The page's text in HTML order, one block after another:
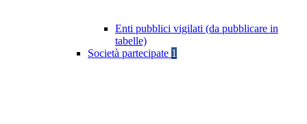
Enti pubblici vigilati (da pubblicare in
tabelle)
Società partecipate 1